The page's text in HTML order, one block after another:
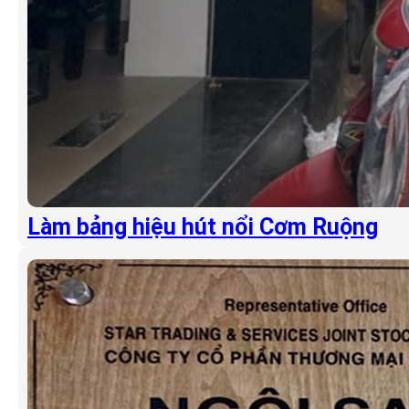
Làm bảng hiệu hút nổi Cơm Ruộng